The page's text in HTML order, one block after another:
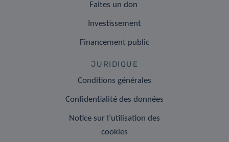
Faites un don
Investissement
Financement public
JURIDIQUE
Conditions générales
Confidentialité des données
Notice sur l’utilisation des
cookies